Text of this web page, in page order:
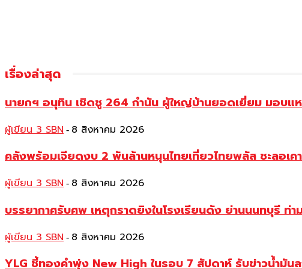
เรื่องล่าสุด
นายกฯ อนุทิน เชิดชู 264 กำนัน ผู้ใหญ่บ้านยอดเยี่ยม มอบแห
ผู้เขียน 3 SBN - 8 สิงหาคม 2026
คลังพร้อมเจียดงบ 2 พันล้านหนุนไทยเที่ยวไทยพลัส ชะลอเค
ผู้เขียน 3 SBN - 8 สิงหาคม 2026
บรรยากาศรับศพ เหตุกราดยิงในโรงเรียนดัง ย่านนนทบุรี ท่า
ผู้เขียน 3 SBN - 8 สิงหาคม 2026
YLG ชี้ทองคำพุ่ง New High ในรอบ 7 สัปดาห์ รับข่าวน้ำมั